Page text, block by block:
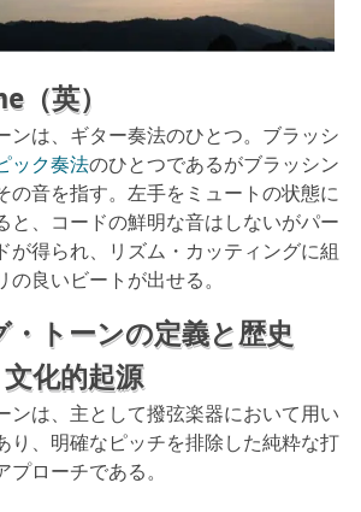
（英）
ンは、ギター奏法のひとつ。ブラッシ
ック奏法のひとつであるがブラッシン
の音を指す。左手をミュートの状態に
と、コードの鮮明な音はしないがパー
が得られ、リズム・カッティングに組
の良いビートが出せる。
・トーンの定義と歴史
化的起源
ンは、主として撥弦楽器において用い
り、明確なピッチを排除した純粋な打
プローチである。